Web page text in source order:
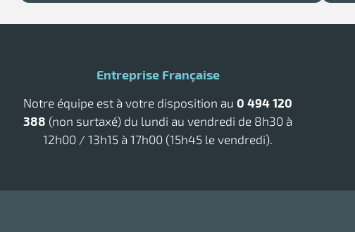
Entreprise Française
Notre équipe est à votre disposition au 0 494 120
388 (non surtaxé) du lundi au vendredi de 8h30 à
12h00 / 13h15 à 17h00 (15h45 le vendredi).